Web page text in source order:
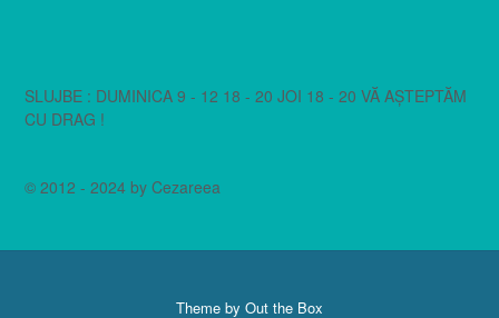
SLUJBE : DUMINICA 9 - 12 18 - 20 JOI 18 - 20 VĂ AȘTEPTĂM
CU DRAG !
© 2012 - 2024 by Cezareea
Theme by Out the Box